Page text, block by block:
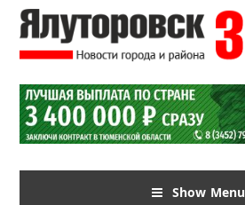
Show Menu